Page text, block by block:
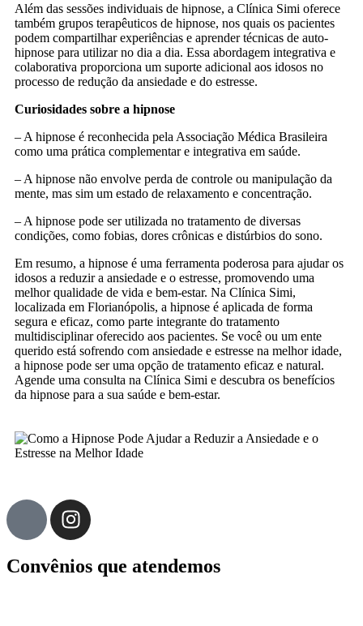
Além das sessões individuais de hipnose, a Clínica Simi oferece
também grupos terapêuticos de hipnose, nos quais os pacientes
podem compartilhar experiências e aprender técnicas de auto-
hipnose para utilizar no dia a dia. Essa abordagem integrativa e
colaborativa proporciona um suporte adicional aos idosos no
processo de redução da ansiedade e do estresse.
Curiosidades sobre a hipnose
– A hipnose é reconhecida pela Associação Médica Brasileira
como uma prática complementar e integrativa em saúde.
– A hipnose não envolve perda de controle ou manipulação da
mente, mas sim um estado de relaxamento e concentração.
– A hipnose pode ser utilizada no tratamento de diversas
condições, como fobias, dores crônicas e distúrbios do sono.
Em resumo, a hipnose é uma ferramenta poderosa para ajudar os
idosos a reduzir a ansiedade e o estresse, promovendo uma
melhor qualidade de vida e bem-estar. Na Clínica Simi,
localizada em Florianópolis, a hipnose é aplicada de forma
segura e eficaz, como parte integrante do tratamento
multidisciplinar oferecido aos pacientes. Se você ou um ente
querido está sofrendo com ansiedade e estresse na melhor idade,
a hipnose pode ser uma opção de tratamento eficaz e natural.
Agende uma consulta na Clínica Simi e descubra os benefícios
da hipnose para a sua saúde e bem-estar.
Convênios que atendemos